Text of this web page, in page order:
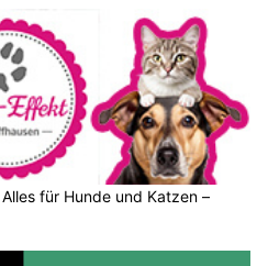
für Hunde und Katzen –